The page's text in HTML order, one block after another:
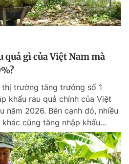
quả gì của Việt Nam mà
trường tăng trưởng số 1
khẩu rau quả chính của Việt
năm 2026. Bên cạnh đó, nhiều
cũng tăng nhập khẩu...